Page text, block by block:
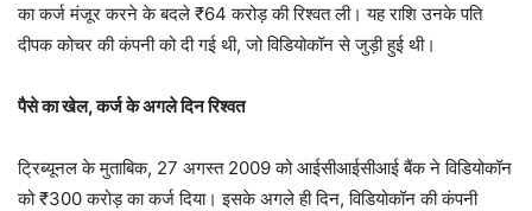
का कर्ज मंजूर करने के बदले ₹64 करोड़ की रिश्वत ली। यह राशि उनके पति
दीपक कोचर की कंपनी को दी गई थी, जो विडियोकॉन से जुड़ी हुई थी।
पैसे का खेल, कर्ज के अगले दिन रिश्वत
ट्रिब्यूनल के मुताबिक, 27 अगस्त 2009 को आईसीआईसीआई बैंक ने विडियोकॉन
को ₹300 करोड़ का कर्ज दिया। इसके अगले ही दिन, विडियोकॉन की कंपनी